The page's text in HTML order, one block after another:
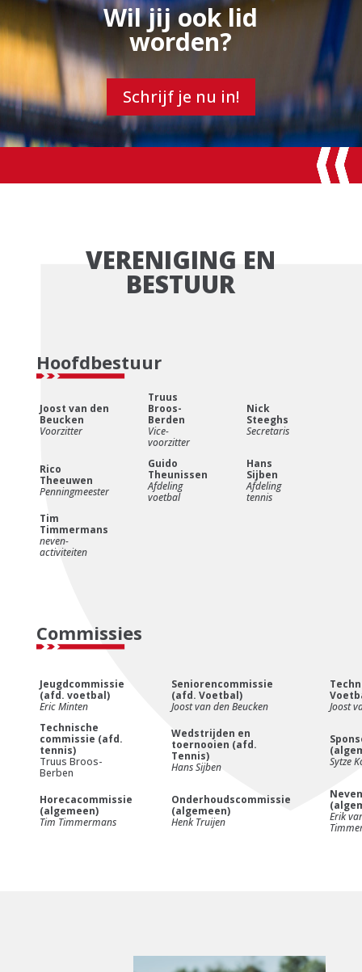
Wil jij ook lid
worden?
Schrijf je nu in!
VERENIGING EN
BESTUUR
Hoofdbestuur
Joost van den
Beucken
Voorzitter
Truus
Broos-
Berden
Vice-
voorzitter
Nick
Steeghs
Secretaris
Rico
Theeuwen
Penningmeester
Guido
Theunissen
Afdeling
voetbal
Hans
Sijben
Afdeling
tennis
Tim
Timmermans
neven-
activiteiten
Commissies
Jeugdcommissie
(afd. voetbal)
Eric Minten
Seniorencommissie
(afd. Voetbal)
Joost van den Beucken
Joost
Technische
commissie (afd.
tennis)
Truus Broos-
Berben
Wedstrijden en
toernooien (afd.
Tennis)
Hans Sijben
Sytze
Horecacommissie
(algemeen)
Tim Timmermans
Onderhoudscommissie
(algemeen)
Henk Truijen
Erik